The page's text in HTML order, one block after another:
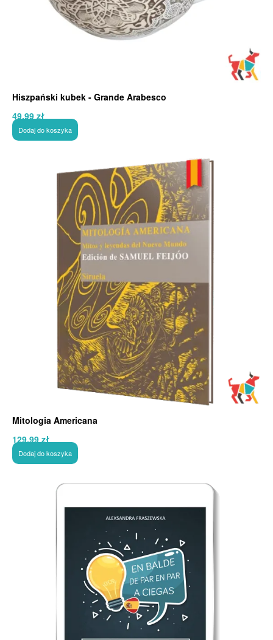
Hiszpański kubek - Grande Arabesco
49,99zł
Dodaj do koszyka
Mitologia Americana
129,99zł
Dodaj do koszyka